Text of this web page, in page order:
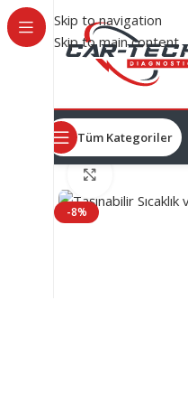
Skip to navigation
Skip to main content
Tüm Kategoriler
Ana Sayfa/Servis
-8%